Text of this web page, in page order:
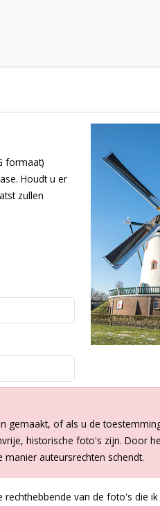
formaat)
Houdt u er
zullen
gemaakt, of als u de
historische foto's zijn. Door
auteursrechten schendt.
van de foto's die ik